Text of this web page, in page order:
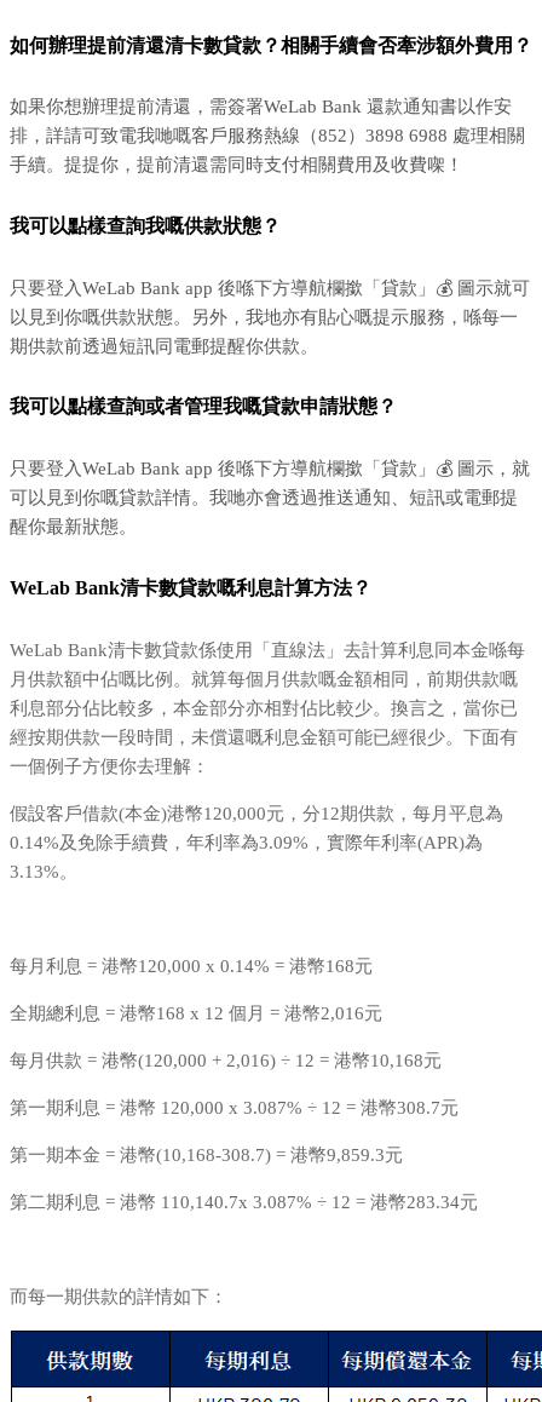
如何辦理提前清還清卡數貸款？相關手續會否牽涉額外費用？
如果你想辦理提前清還，需簽署WeLab Bank 還款通知書以作安
排，詳請可致電我哋嘅客戶服務熱線（852）3898 6988 處理相關
手續。提提你，提前清還需同時支付相關費用及收費㗎！
我可以點樣查詢我嘅供款狀態？
只要登入WeLab Bank app 後喺下方導航欄撳「貸款」💰 圖示就可
以見到你嘅供款狀態。另外，我地亦有貼心嘅提示服務，喺每一
期供款前透過短訊同電郵提醒你供款。
我可以點樣查詢或者管理我嘅貸款申請狀態？
只要登入WeLab Bank app 後喺下方導航欄撳「貸款」💰 圖示，就
可以見到你嘅貸款詳情。我哋亦會透過推送通知、短訊或電郵提
醒你最新狀態。
WeLab Bank清卡數貸款嘅利息計算方法？
WeLab Bank清卡數貸款係使用「直線法」去計算利息同本金喺每
月供款額中佔嘅比例。就算每個月供款嘅金額相同，前期供款嘅
利息部分佔比較多，本金部分亦相對佔比較少。換言之，當你已
經按期供款一段時間，未償還嘅利息金額可能已經很少。下面有
一個例子方便你去理解：
假設客戶借款(本金)港幣120,000元，分12期供款，每月平息為
0.14%及免除手續費，年利率為3.09%，實際年利率(APR)為
3.13%。
每月利息 = 港幣120,000 x 0.14% = 港幣168元
全期總利息 = 港幣168 x 12 個月 = 港幣2,016元
每月供款 = 港幣(120,000 + 2,016) ÷ 12 = 港幣10,168元
第一期利息 = 港幣 120,000 x 3.087% ÷ 12 = 港幣308.7元
第一期本金 = 港幣(10,168-308.7) = 港幣9,859.3元
第二期利息 = 港幣 110,140.7x 3.087% ÷ 12 = 港幣283.34元
而每一期供款的詳情如下：